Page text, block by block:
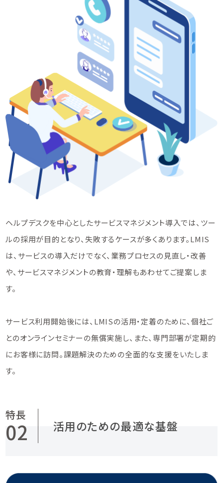
ヘルプデスクを中心としたサービスマネジメント導入では、ツー
ルの採用が目的となり、失敗するケースが多くあります。LMIS
は、サービスの導入だけでなく、業務プロセスの見直し・改善
や、サービスマネジメントの教育・理解もあわせてご提案しま
す。
サービス利用開始後には、LMISの活用・定着のために、個社ご
とのオンラインセミナーの無償実施し、また、専門部署が定期的
にお客様に訪問。課題解決のための全面的な支援をいたしま
す。
02 活用のための最適な基盤